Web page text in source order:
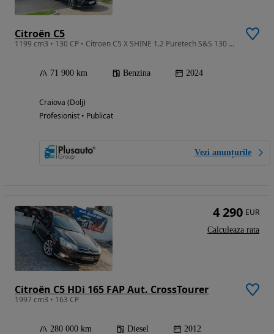
Citroën C5
1199 cm3 • 130 CP • Citroen C5 X SHINE 1.2 Puretech S&S 130 EAT8
71 900 km Benzina 2024
Craiova (Dolj)
Profesionist • Publicat
Vezi anunțurile
Citroën C5 HDi 165 FAP Aut. CrossTourer
1997 cm3 • 163 CP
280 000 km Diesel 2012
4 290 EUR
Calculeaza rata